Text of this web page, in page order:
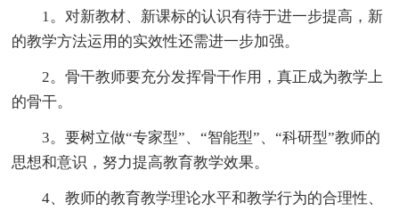
1。对新教材、新课标的认识有待于进一步提高，新
的教学方法运用的实效性还需进一步加强。
2。骨干教师要充分发挥骨干作用，真正成为教学上
的骨干。
3。要树立做“专家型”、“智能型”、“科研型”教师的
思想和意识，努力提高教育教学效果。
4、教师的教育教学理论水平和教学行为的合理性、